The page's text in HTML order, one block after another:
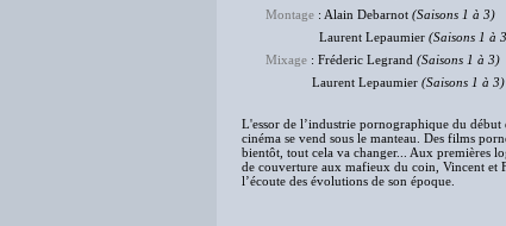
Montage : Alain Debarnot (Saisons 1 à 3)
Laurent Lepaumier (Saisons 1 à
Mixage : Fréderic Legrand (Saisons 1 à 3)
Laurent Lepaumier (Saisons 1 à 3)
L'essor de l’industrie pornographique du début
cinéma se vend sous le manteau. Des films
bientôt, tout cela va changer... Aux premières
de couverture aux mafieux du coin, Vincent et
l’écoute des évolutions de son époque.